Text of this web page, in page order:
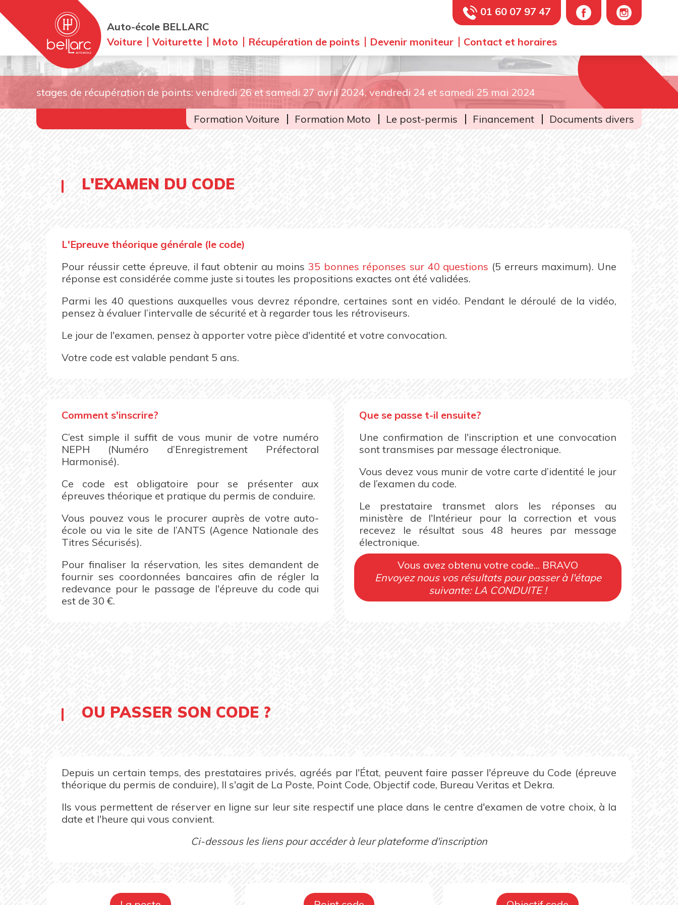
Auto-école BELLARC
Voiture
Voiturette Moto Récupération de points Devenir moniteur Contact et horaires
01 60 07 97 47
stages de récupération de points: vendredi 26 et samedi 27 avril 2024, vendredi 24 et samedi 25 mai 2024
Formation Voiture Formation Moto Le post-permis Financement Documents divers
L'EXAMEN DU CODE
L'Epreuve théorique générale (le code)
Pour réussir cette épreuve, il faut obtenir au moins 35 bonnes réponses sur 40 questions (5 erreurs maximum). Une
réponse est considérée comme juste si toutes les propositions exactes ont été validées.
Parmi les 40 questions auxquelles vous devrez répondre, certaines sont en vidéo. Pendant le déroulé de la vidéo,
pensez à évaluer l’intervalle de sécurité et à regarder tous les rétroviseurs.
Le jour de l'examen, pensez à apporter votre pièce d'identité et votre convocation.
Votre code est valable pendant 5 ans.
Comment s'inscrire?
C’est simple il suffit de vous munir de votre numéro
NEPH (Numéro d’Enregistrement Préfectoral
Harmonisé).
Ce code est obligatoire pour se présenter aux
épreuves théorique et pratique du permis de conduire.
Vous pouvez vous le procurer auprès de votre auto-
école ou via le site de l’ANTS (Agence Nationale des
Titres Sécurisés).
Pour finaliser la réservation, les sites demandent de
fournir ses coordonnées bancaires afin de régler la
redevance pour le passage de l'épreuve du code qui
est de 30 €.
Que se passe t-il ensuite?
Une confirmation de l'inscription et une convocation
sont transmises par message électronique.
Vous devez vous munir de votre carte d’identité le jour
de l’examen du code.
Le prestataire transmet alors les réponses au
ministère de l'Intérieur pour la correction et vous
recevez le résultat sous 48 heures par message
électronique.
Vous avez obtenu votre code... BRAVO
Envoyez nous vos résultats pour passer à l'étape
suivante: LA CONDUITE !
OU PASSER SON CODE ?
Depuis un certain temps, des prestataires privés, agréés par l'État, peuvent faire passer l'épreuve du Code (épreuve
théorique du permis de conduire), Il s'agit de La Poste, Point Code, Objectif code, Bureau Veritas et Dekra.
Ils vous permettent de réserver en ligne sur leur site respectif une place dans le centre d'examen de votre choix, à la
date et l'heure qui vous convient.
Ci-dessous les liens pour accéder à leur plateforme d'inscription